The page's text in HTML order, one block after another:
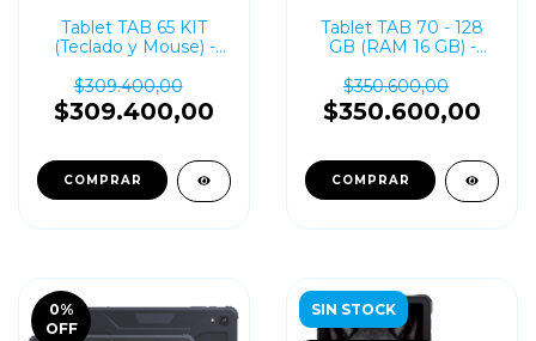
Tablet TAB 65 KIT
(Teclado y Mouse) -
10.1''
$309.400,00
$309.400,00
COMPRAR
Tablet TAB 70 - 128
GB (RAM 16 GB) -
$350.600,00
$350.600,00
COMPRAR
0%
OFF
SIN STOCK